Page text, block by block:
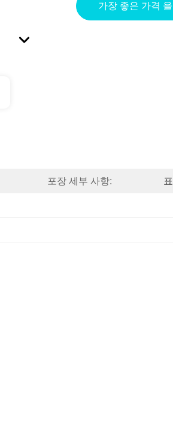
가장 좋은 가격
포장 세부 사항: